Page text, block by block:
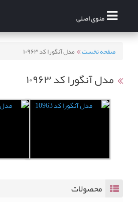
منوی اصلی
صفحه نخست مدل آنگورا کد ۱۰۹۶۳
مدل آنگورا کد ۱۰۹۶۳
محصولات